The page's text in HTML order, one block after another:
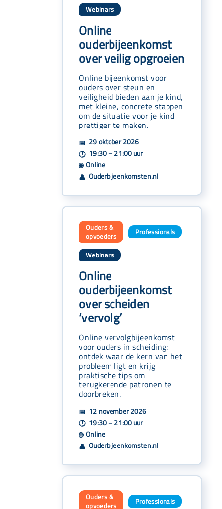
Webinars
Online
ouderbijeenkomst
over veilig opgroeien
Online bijeenkomst voor
ouders over steun en
veiligheid bieden aan je kind,
met kleine, concrete stappen
om de situatie voor je kind
prettiger te maken.
📅 29 oktober 2026
🕐 19:30 – 21:00 uur
🌐 Online
👤 Ouderbijeenkomsten.nl
Ouders &
opvoeders
Professionals
Webinars
Online
ouderbijeenkomst
over scheiden
‘vervolg’
Online vervolgbijeenkomst
voor ouders in scheiding:
ontdek waar de kern van het
probleem ligt en krijg
praktische tips om
terugkerende patronen te
doorbreken.
📅 12 november 2026
🕐 19:30 – 21:00 uur
🌐 Online
👤 Ouderbijeenkomsten.nl
Ouders &
opvoeders
Professionals